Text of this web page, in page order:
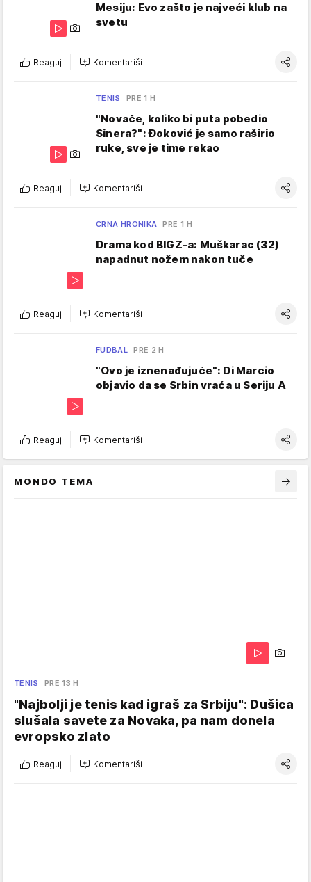
Mesiju: Evo zašto je najveći klub na
svetu
Reaguj Komentariši
TENIS PRE 1 H
"Novače, koliko bi puta pobedio
Sinera?": Đoković je samo raširio
ruke, sve je time rekao
Reaguj Komentariši
CRNA HRONIKA PRE 1 H
Drama kod BIGZ-a: Muškarac (32)
napadnut nožem nakon tuče
Reaguj Komentariši
FUDBAL PRE 2 H
"Ovo je iznenađujuće": Di Marcio
objavio da se Srbin vraća u Seriju A
Reaguj Komentariši
MONDO TEMA
TENIS PRE 13 H
"Najbolji je tenis kad igraš za Srbiju": Dušica
slušala savete za Novaka, pa nam donela
evropsko zlato
Reaguj Komentariši